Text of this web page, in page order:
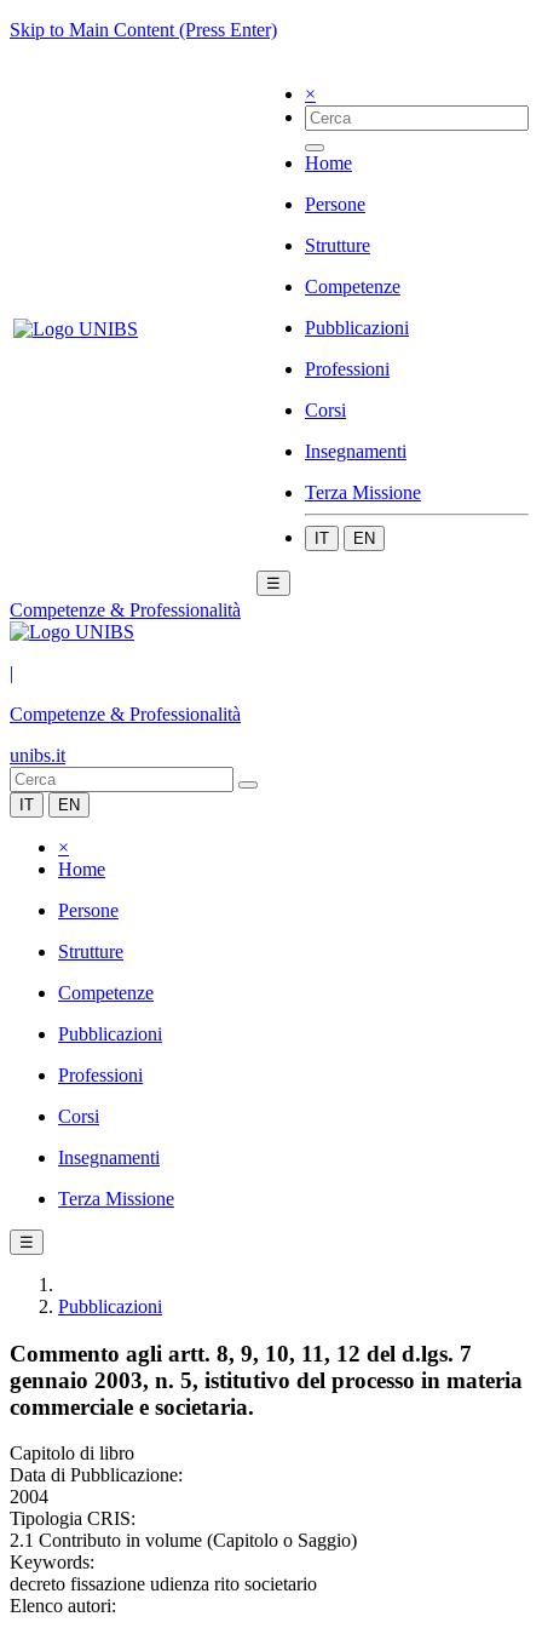
Skip to Main Content (Press Enter)
×
Home
Persone
Strutture
Competenze
Pubblicazioni
Professioni
Corsi
Insegnamenti
Terza Missione
IT EN
☰
Competenze & Professionalità
|
Competenze & Professionalità
unibs.it
IT EN
×
Home
Persone
Strutture
Competenze
Pubblicazioni
Professioni
Corsi
Insegnamenti
Terza Missione
☰
Pubblicazioni
Commento agli artt. 8, 9, 10, 11, 12 del d.lgs. 7
gennaio 2003, n. 5, istitutivo del processo in materia
commerciale e societaria.
Capitolo di libro
Data di Pubblicazione:
2004
Tipologia CRIS:
2.1 Contributo in volume (Capitolo o Saggio)
Keywords:
decreto fissazione udienza rito societario
Elenco autori: